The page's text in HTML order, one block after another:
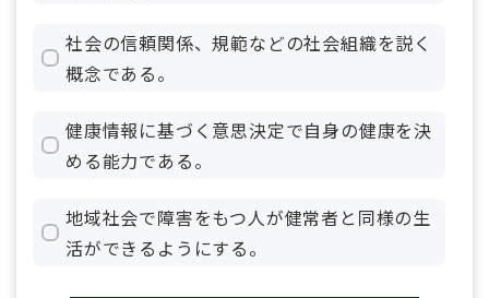
社会の信頼関係、規範などの社会組織を説く
概念である。
健康情報に基づく意思決定で自身の健康を決
める能力である。
地域社会で障害をもつ人が健常者と同様の生
活ができるようにする。